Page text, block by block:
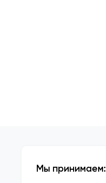
Мы принимаем: